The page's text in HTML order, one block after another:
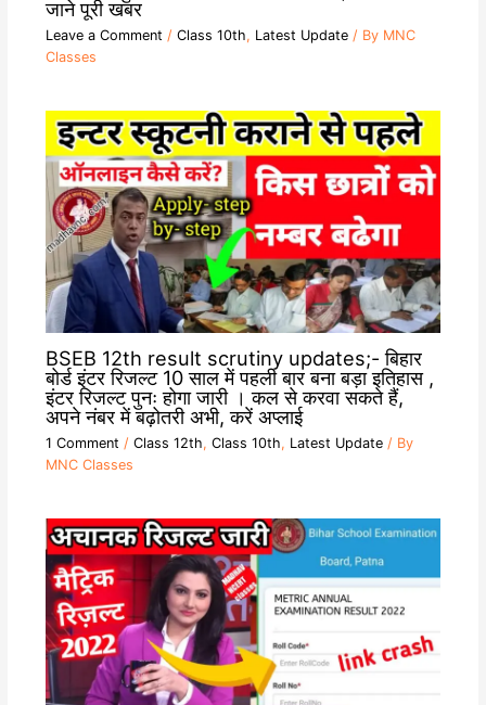
जाने पूरी खबर
Leave a Comment / Class 10th, Latest Update/ By MNC
Classes
BSEB 12th result scrutiny updates;- बिहार
बोर्ड इंटर रिजल्ट 10 साल में पहली बार बना बड़ा इतिहास ,
इंटर रिजल्ट पुनः होगा जारी । कल से करवा सकते हैं,
अपने नंबर में बढ़ोतरी अभी, करें अप्लाई
1 Comment / Class 12th, Class 10th, Latest Update/ By
MNC Classes